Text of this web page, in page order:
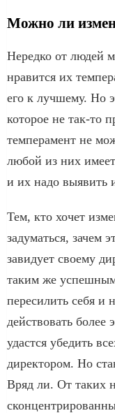
Можно ли
Нередко от людей
нравится их
его к лучшему. Но
которое не так-то
темперамент не
любой из них
и их надо выявить
Тем, кто хочет
задуматься, зачем
завидует своему
таким же
пересилить себя и
действовать
удастся убедить
директором. Но
Вряд ли. От таких